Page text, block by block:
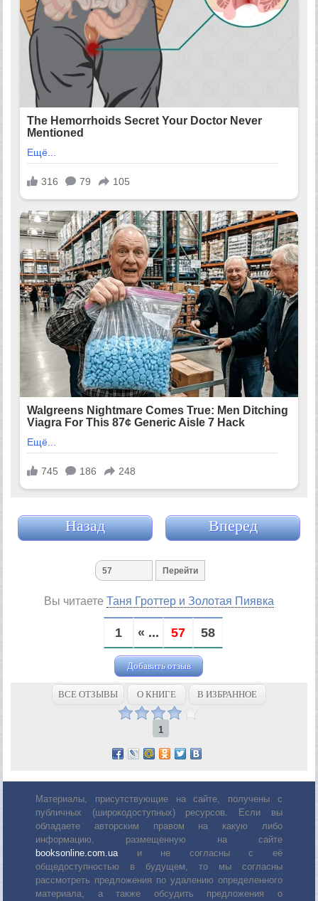
Назад Вперед
Вы читаете Таня Гроттер и Золотая Пиявка
1 « ... 57 58
Добавить отзыв
ВСЕ ОТЗЫВЫ О КНИГЕ В ИЗБРАННОЕ
1
Материалы, присутствующие на сайте, получены с
публичных (широкодоступных) ресурсов. Если вы
обладаете авторским правом на какую либо
информацию, размещенную на сайте
booksonline.com.uaи не согласны с её
общедоступностью в будущем, то мы согласны
рассмотреть предложения по удалению определенного
материала, а также обсудить предложения о